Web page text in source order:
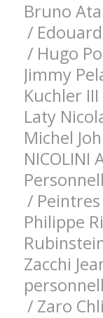
Bruno
/
/ Hugo
Jimmy
Kuchler
Laty
Michel
NICOLINI
/ Peintres
Philippe
Zacchi
/ Zaro Chli